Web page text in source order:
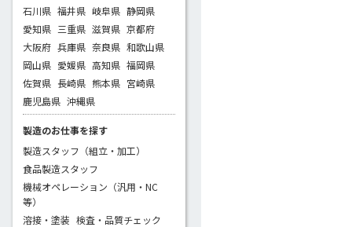
石川県 福井県 岐阜県 静岡県
愛知県 三重県 滋賀県 京都府
大阪府 兵庫県 奈良県 和歌山県
岡山県 愛媛県 高知県 福岡県
佐賀県 長崎県 熊本県 宮崎県
鹿児島県 沖縄県
製造のお仕事を探す
製造スタッフ（組立・加工）
食品製造スタッフ
機械オペレーション（汎用・NC
等）
溶接・塗装 検査・品質チェック